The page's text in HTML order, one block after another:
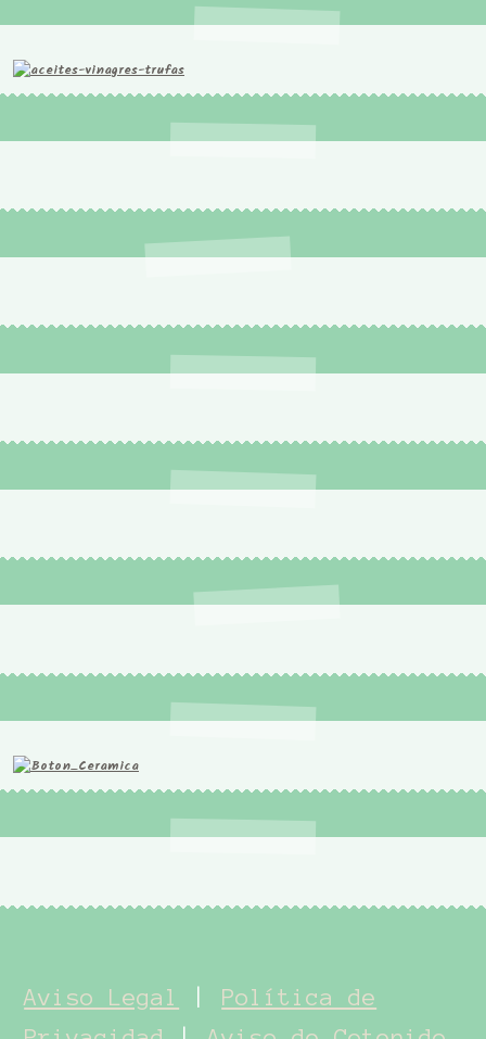
Aviso Legal
Política de